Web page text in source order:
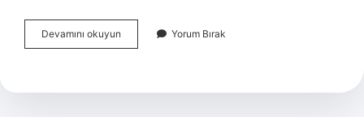
Devamını okuyun
nedir
Yorum Bırak